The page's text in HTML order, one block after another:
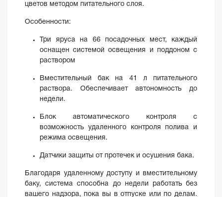
цветов методом питательного слоя.
Особенности:
Три яруса на 66 посадочных мест, каждый
оснащен системой освещения и поддоном с
раствором
Вместительный бак на 41 л питательного
раствора. Обеспечивает автономность до
недели.
Блок автоматического контроля с
возможность удаленного контроля полива и
режима освещения.
Датчики защиты от протечек и осушения бака.
Благодаря удаленному доступу и вместительному
баку, система способна до недели работать без
вашего надзора, пока вы в отпуске или по делам.